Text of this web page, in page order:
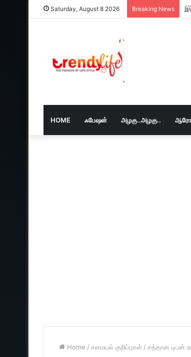
Saturday, August 8 2026 Breaking News
HOME ஃபேஷன் அழகு..அழகு..
Home / சமையல் குறிப்புகள் / சத்தான டிபன்